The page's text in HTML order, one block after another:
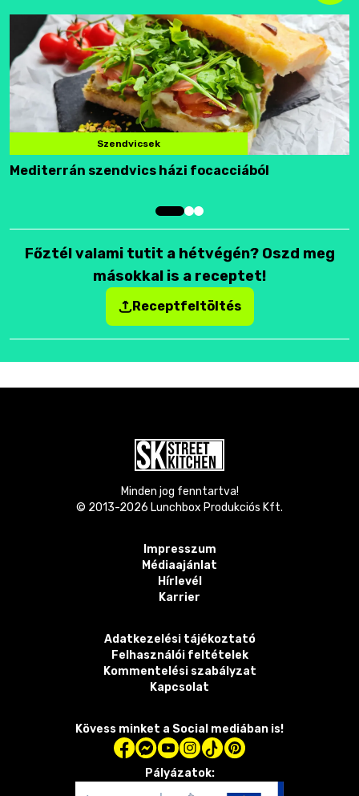
Szendvicsek
Mediterrán szendvics házi focacciából
Főztél valami tutit a hétvégén? Oszd meg
másokkal is a receptet!
Receptfeltöltés
Minden jog fenntartva!
© 2013-2026 Lunchbox Produkciós Kft.
Impresszum
Médiaajánlat
Hírlevél
Karrier
Adatkezelési tájékoztató
Felhasználói feltételek
Kommentelési szabályzat
Kapcsolat
Kövess minket a Social mediában is!
Pályázatok: